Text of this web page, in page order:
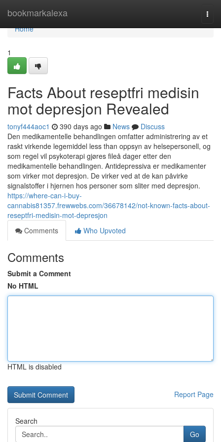
bookmarkalexa
Home
Home
1
Facts About reseptfri medisin
mot depresjon Revealed
tonyf444aoc1 390 days ago News
Discuss
Den medikamentelle behandlingen omfatter administrering av et
raskt virkende legemiddel less than oppsyn av helsepersonell, og
som regel vil psykoterapi gjøres fileå dager etter den
medikamentelle behandlingen. Antidepressiva er medikamenter
som virker mot depresjon. De virker ved at de kan påvirke
signalstoffer i hjernen hos personer som sliter med depresjon.
https://where-can-i-buy-
cannabis81357.frewwebs.com/36678142/not-known-facts-about-
reseptfri-medisin-mot-depresjon
Comments
Who Upvoted
Comments
Submit a Comment
No HTML
HTML is disabled
Report Page
Search
Go